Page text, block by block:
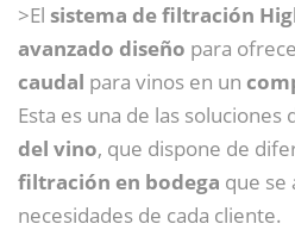
>El sistema de filtración
avanzado diseño para
caudal para vinos en un
Esta es una de las soluciones
del vino, que dispone de
filtración en bodega que se
necesidades de cada cliente.